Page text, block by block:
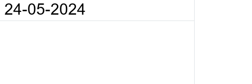
05-2024